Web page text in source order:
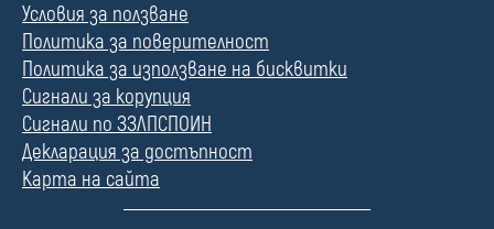
Условия за ползване
Политика за поверителност
Политика за използване на бисквитки
Сигнали за корупция
Сигнали по ЗЗЛПСПОИН
Декларация за достъпност
Карта на сайта